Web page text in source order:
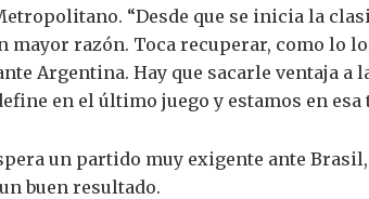
“Desde que se inicia la
mayor razón. Toca recuperar, como lo
Argentina. Hay que sacarle ventaja
en el último juego y estamos en esa
un partido muy exigente ante
buen resultado.